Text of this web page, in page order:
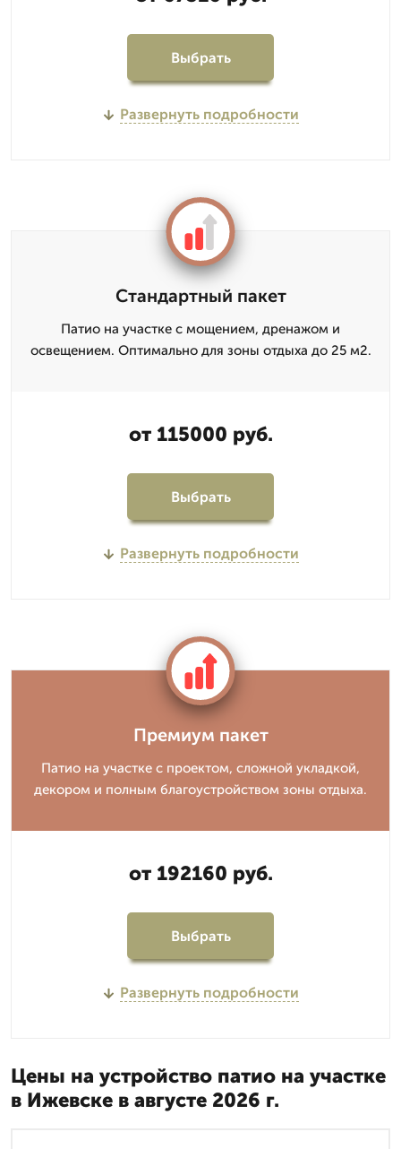
Выбрать
Развернуть подробности
Стандартный пакет
Патио на участке с мощением, дренажом и
освещением. Оптимально для зоны отдыха до 25 м2.
от 115000 руб.
Выбрать
Развернуть подробности
Премиум пакет
Патио на участке с проектом, сложной укладкой,
декором и полным благоустройством зоны отдыха.
от 192160 руб.
Выбрать
Развернуть подробности
Цены на устройство патио на участке
в Ижевске в августе 2026 г.